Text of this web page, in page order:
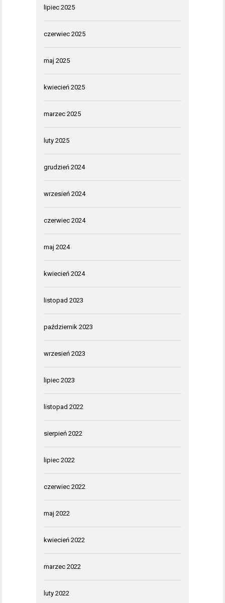
lipiec 2025
czerwiec 2025
maj 2025
kwiecień 2025
marzec 2025
luty 2025
grudzień 2024
wrzesień 2024
czerwiec 2024
maj 2024
kwiecień 2024
listopad 2023
październik 2023
wrzesień 2023
lipiec 2023
listopad 2022
sierpień 2022
lipiec 2022
czerwiec 2022
maj 2022
kwiecień 2022
marzec 2022
luty 2022